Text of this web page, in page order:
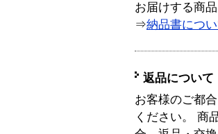
お届けする商
⇒納品書につ
返品について
お客様のご都
ください。 商